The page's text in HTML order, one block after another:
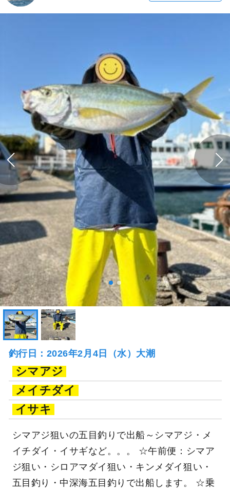
釣行日：2026年2月4日（水）大潮
シマアジ
メイチダイ
イサキ
シマアジ狙いの五目釣りで出船～シマアジ・メ
イチダイ・イサギなど。。。 ☆午前便：シマア
ジ狙い・シロアマダイ狙い・キンメダイ狙い・
五目釣り・中深海五目釣りで出船します。 ☆乗